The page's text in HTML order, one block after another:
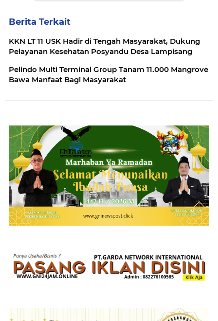
Berita Terkait
KKN LT 11 USK Hadir di Tengah Masyarakat, Dukung
Pelayanan Kesehatan Posyandu Desa Lampisang
Pelindo Multi Terminal Group Tanam 11.000 Mangrove
Bawa Manfaat Bagi Masyarakat